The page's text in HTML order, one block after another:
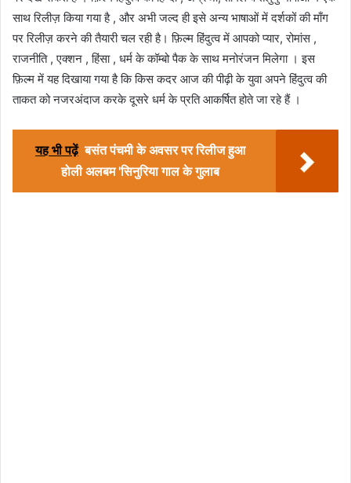
साथ रिलीज़ किया गया है , और अभी जल्द ही इसे अन्य भाषाओं में दर्शकों की माँग
पर रिलीज़ करने की तैयारी चल रही है। फ़िल्म हिंदुत्व में आपको प्यार, रोमांस ,
राजनीति , एक्शन , हिंसा , धर्म के कॉम्बो पैक के साथ मनोरंजन मिलेगा । इस
फ़िल्म में यह दिखाया गया है कि किस कदर आज की पीढ़ी के युवा अपने हिंदुत्व की
ताकत को नजरअंदाज करके दूसरे धर्म के प्रति आकर्षित होते जा रहे हैं ।
यह भी पढ़ें बसंत पंचमी के अवसर पर रिलीज हुआ
होली अलबम 'सिनुरिया गाल के गुलाब